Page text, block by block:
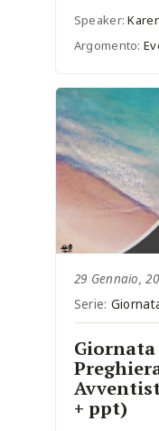
Speaker:
Argomento:
29 Gennaio,
Serie:
+ ppt)